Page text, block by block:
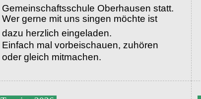
Gemeinschaftsschule Oberhausen statt.
Wer gerne mit uns singen möchte ist
dazu herzlich eingeladen.
Einfach mal vorbeischauen, zuhören
oder gleich mitmachen.